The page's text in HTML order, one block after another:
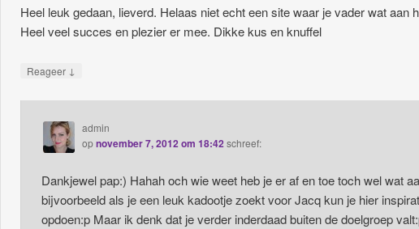
Heel leuk gedaan, lieverd. Helaas niet echt een site waar je vader wat aan
Heel veel succes en plezier er mee. Dikke kus en knuffel
Reageer ↓
admin
opnovember 7, 2012 om 18:42schreef:
Dankjewel pap:) Hahah och wie weet heb je er af en toe toch wel wat
bijvoorbeeld als je een leuk kadootje zoekt voor Jacq kun je hier
opdoen:p Maar ik denk dat je verder inderdaad buiten de doelgroep